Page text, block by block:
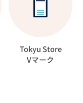
Tokyu Store
Vマーク